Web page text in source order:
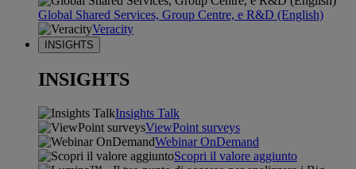
Global Shared Services, Group Centre, e R&D (English)
Veracity
INSIGHTS
INSIGHTS
Insights Talk
ViewPoint surveys
Webinar OnDemand
Scopri il valore aggiunto